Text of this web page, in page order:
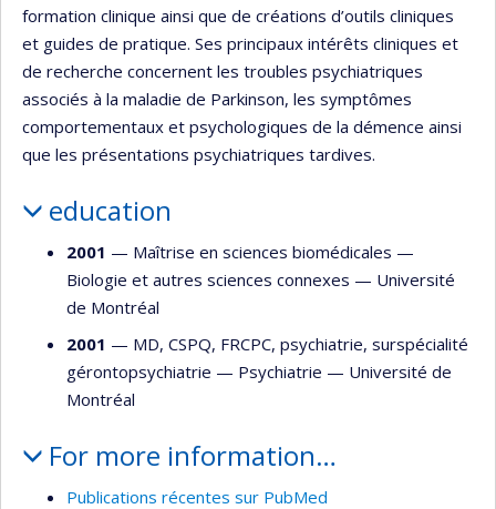
formation clinique ainsi que de créations d’outils cliniques
et guides de pratique. Ses principaux intérêts cliniques et
de recherche concernent les troubles psychiatriques
associés à la maladie de Parkinson, les symptômes
comportementaux et psychologiques de la démence ainsi
que les présentations psychiatriques tardives.
education
2001 — Maîtrise en sciences biomédicales —
Biologie et autres sciences connexes — Université
de Montréal
2001 — MD, CSPQ, FRCPC, psychiatrie, surspécialité
gérontopsychiatrie — Psychiatrie — Université de
Montréal
For more information…
Publications récentes sur PubMed